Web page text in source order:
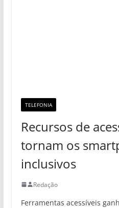
TELEFONIA
Recursos de
tornam os
inclusivos
Redação
Ferramentas acessíveis